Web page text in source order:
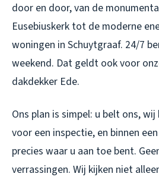
door en door, van de
Eusebiuskerk tot de moderne
woningen in Schuytgraaf. 24/7
weekend. Dat geldt ook voor
dakdekker Ede.
Ons plan is simpel: u belt ons,
voor een inspectie, en binnen
precies waar u aan toe bent.
verrassingen. Wij kijken niet